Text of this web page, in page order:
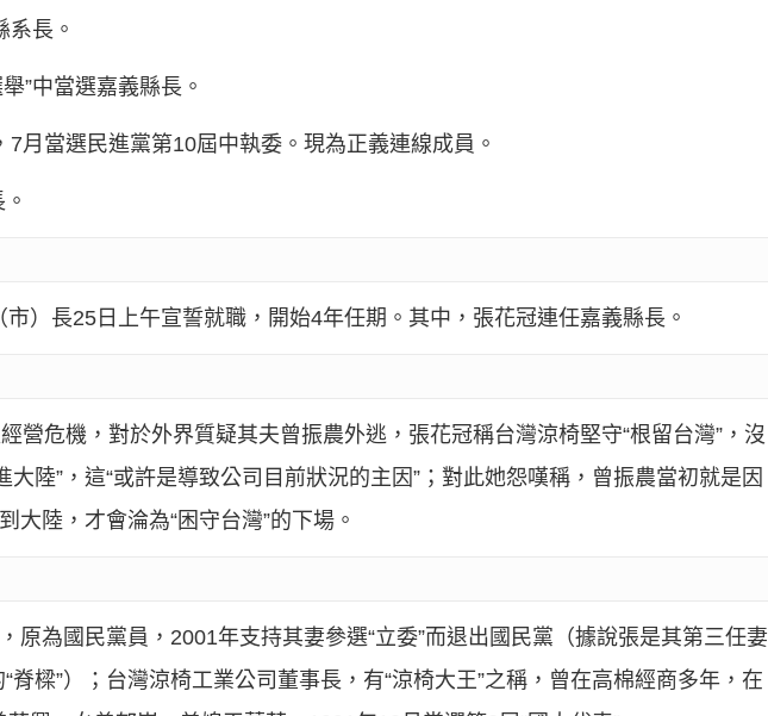
長。
”中當選嘉義縣長。
月當選民進黨第10屆中執委。現為正義連線成員。
）長25日上午宣誓就職，開始4年任期。其中，張花冠連任嘉義縣長。
營危機，對於外界質疑其夫曾振農外逃，張花冠稱台灣涼椅堅守“根留台灣”，沒
大陸”，這“或許是導致公司目前狀況的主因”；對此她怨嘆稱，曾振農當初就是因
大陸，才會淪為“困守台灣”的下場。
原為國民黨員，2001年支持其妻參選“立委”而退出國民黨（據說張是其第三任妻
脊樑”）；台灣涼椅工業公司董事長，有“涼椅大王”之稱，曾在高棉經商多年，在